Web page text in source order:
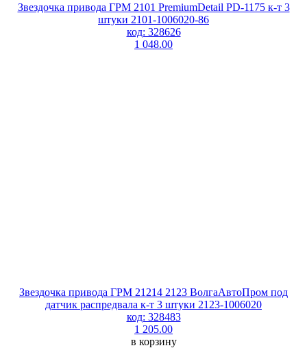
Звездочка привода ГРМ 2101 PremiumDetail PD-1175 к-т 3
штуки 2101-1006020-86
код: 328626
1 048.00
Звездочка привода ГРМ 21214 2123 ВолгаАвтоПром под
датчик распредвала к-т 3 штуки 2123-1006020
код: 328483
1 205.00
в корзину